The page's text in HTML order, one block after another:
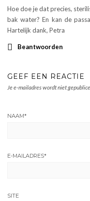
Hoe doe je dat precies,
bak water? En kan de
Hartelijk dank, Petra
Beantwoorden
GEEF EEN REACTIE
Je e-mailadres wordt niet
NAAM*
E-MAILADRES*
SITE